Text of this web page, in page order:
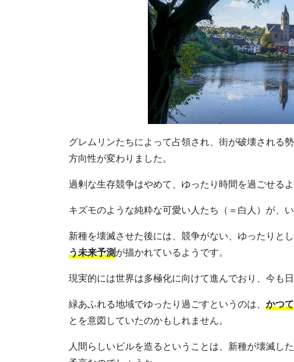
グレムリンたちによって占領され、街が破壊される
方向性が変わりました。
過剰な生存競争はやめて、ゆったり時間を過ごせる
キズモのような純粋な可愛い人たち（＝白人）が、
新種を壊滅させた後には、競争がない、ゆったりとし
う未来予測が描かれているようです。
現実的には世界は多極化に向けて進んでおり、今も
緑あふれる地域でゆったり過ごすというのは、 かつ
とを意図していたのかもしれません。
人間らしいビルを造るということは、新種が壊滅した